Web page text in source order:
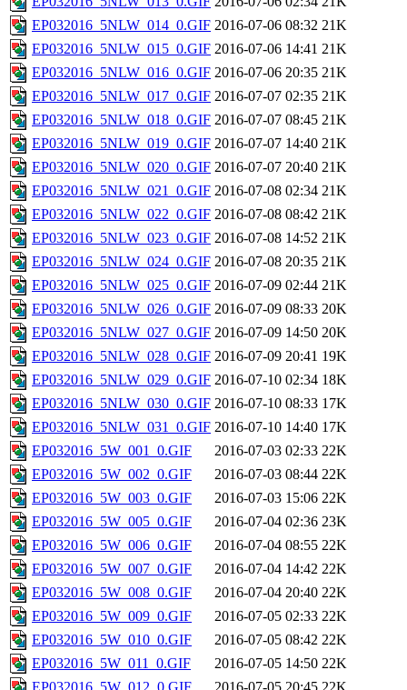
EP032016_5NLW_014_0.GIF 2016-07-06 08:32 21K
EP032016_5NLW_015_0.GIF 2016-07-06 14:41 21K
EP032016_5NLW_016_0.GIF 2016-07-06 20:35 21K
EP032016_5NLW_017_0.GIF 2016-07-07 02:35 21K
EP032016_5NLW_018_0.GIF 2016-07-07 08:45 21K
EP032016_5NLW_019_0.GIF 2016-07-07 14:40 21K
EP032016_5NLW_020_0.GIF 2016-07-07 20:40 21K
EP032016_5NLW_021_0.GIF 2016-07-08 02:34 21K
EP032016_5NLW_022_0.GIF 2016-07-08 08:42 21K
EP032016_5NLW_023_0.GIF 2016-07-08 14:52 21K
EP032016_5NLW_024_0.GIF 2016-07-08 20:35 21K
EP032016_5NLW_025_0.GIF 2016-07-09 02:44 21K
EP032016_5NLW_026_0.GIF 2016-07-09 08:33 20K
EP032016_5NLW_027_0.GIF 2016-07-09 14:50 20K
EP032016_5NLW_028_0.GIF 2016-07-09 20:41 19K
EP032016_5NLW_029_0.GIF 2016-07-10 02:34 18K
EP032016_5NLW_030_0.GIF 2016-07-10 08:33 17K
EP032016_5NLW_031_0.GIF 2016-07-10 14:40 17K
EP032016_5W_001_0.GIF
2016-07-03 02:33 22K
EP032016_5W_002_0.GIF
2016-07-03 08:44 22K
EP032016_5W_003_0.GIF
2016-07-03 15:06 22K
EP032016_5W_005_0.GIF
2016-07-04 02:36 23K
EP032016_5W_006_0.GIF
2016-07-04 08:55 22K
EP032016_5W_007_0.GIF
2016-07-04 14:42 22K
EP032016_5W_008_0.GIF
2016-07-04 20:40 22K
EP032016_5W_009_0.GIF
2016-07-05 02:33 22K
EP032016_5W_010_0.GIF
2016-07-05 08:42 22K
EP032016_5W_011_0.GIF
2016-07-05 14:50 22K